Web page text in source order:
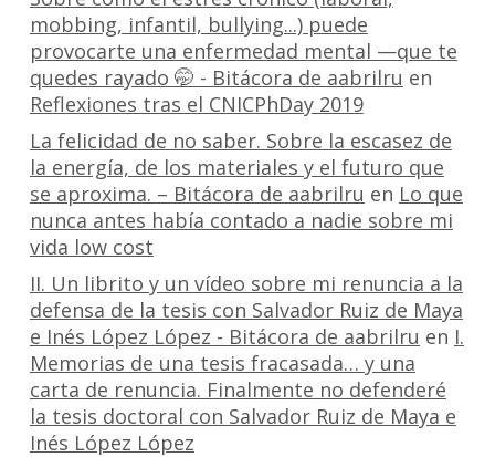
mobbing, infantil, bullying...) puede
provocarte una enfermedad mental —que te
quedes rayado 🤭 - Bitácora de aabrilru en
Reflexiones tras el CNICPhDay 2019
La felicidad de no saber. Sobre la escasez de
la energía, de los materiales y el futuro que
se aproxima. – Bitácora de aabrilru en Lo que
nunca antes había contado a nadie sobre mi
vida low cost
II. Un librito y un vídeo sobre mi renuncia a la
defensa de la tesis con Salvador Ruiz de Maya
e Inés López López - Bitácora de aabrilru en I.
Memorias de una tesis fracasada… y una
carta de renuncia. Finalmente no defenderé
la tesis doctoral con Salvador Ruiz de Maya e
Inés López López